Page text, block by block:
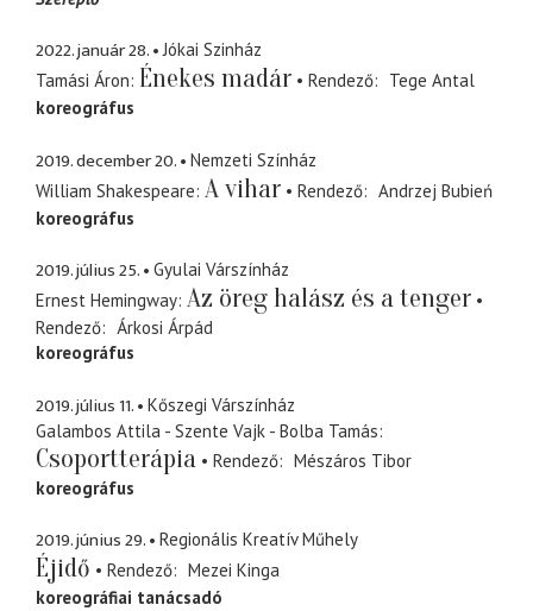
2022. január 28.
Jókai Szinház
Tamási Áron Énekes madár Rendező
Tege Antal
koreográfus
2019. december 20.
Nemzeti Színház
William Shakespeare A vihar Rendező
Andrzej Bubień
koreográfus
2019. július 25.
Gyulai Várszínház
Ernest Hemingway Az öreg halász és a tenger
Rendező
Árkosi Árpád
koreográfus
2019. július 11.
Kőszegi Várszínház
Galambos Attila - Szente Vajk - Bolba Tamás
Csoportterápia Rendező
Mészáros Tibor
koreográfus
2019. június 29. Regionális Kreatív Műhely
Éjidő Rendező
Mezei Kinga
koreográfiai tanácsadó